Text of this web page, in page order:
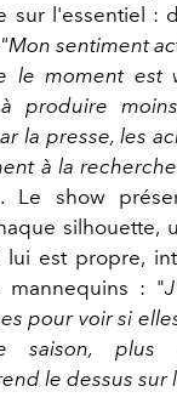
sur l'essentiel :
"Mon sentiment
le moment est
produire
la presse, les
à la
Le show
silhouette,
lui est propre,
mannequins : "
pour voir si
saison, plus
le dessus sur